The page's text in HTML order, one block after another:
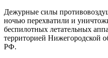
Дежурные силы
ночью перехватили и
беспилотных летательных
территорией Нижегородской
РФ.